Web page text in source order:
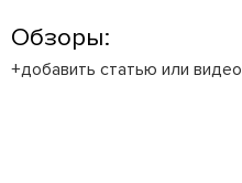
Обзоры:
+добавить статью или видео